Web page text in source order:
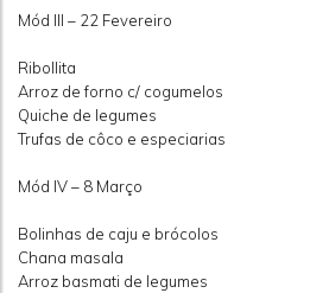
Mód III – 22 Fevereiro
Ribollita
Arroz de forno c/ cogumelos
Quiche de legumes
Trufas de côco e especiarias
Mód IV – 8 Março
Bolinhas de caju e brócolos
Chana masala
Arroz basmati de legumes